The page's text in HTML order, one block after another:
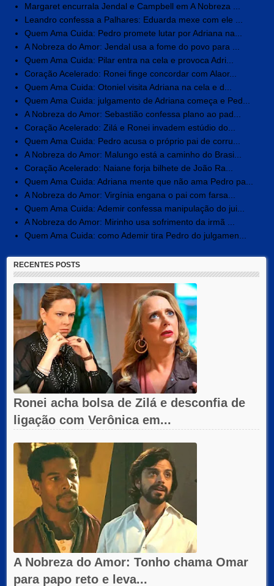
Margaret encurrala Jendal e Campbell em A Nobreza ...
Leandro confessa a Palhares: Eduarda mexe com ele ...
Quem Ama Cuida: Pedro promete lutar por Adriana na...
A Nobreza do Amor: Jendal usa a fome do povo para ...
Quem Ama Cuida: Pilar entra na cela e provoca Adri...
Coração Acelerado: Ronei finge concordar com Alaor...
Quem Ama Cuida: Otoniel visita Adriana na cela e d...
Quem Ama Cuida: julgamento de Adriana começa e Ped...
A Nobreza do Amor: Sebastião confessa plano ao pad...
Coração Acelerado: Zilá e Ronei invadem estúdio do...
Quem Ama Cuida: Pedro acusa o próprio pai de corru...
A Nobreza do Amor: Malungo está a caminho do Brasi...
Coração Acelerado: Naiane forja bilhete de João Ra...
Quem Ama Cuida: Adriana mente que não ama Pedro pa...
A Nobreza do Amor: Virgínia engana o pai com farsa...
Quem Ama Cuida: Ademir confessa manipulação do jui...
A Nobreza do Amor: Mirinho usa sofrimento da irmã ...
Quem Ama Cuida: como Ademir tira Pedro do julgamen...
RECENTES POSTS
Ronei acha bolsa de Zilá e desconfia de
ligação com Verônica em...
A Nobreza do Amor: Tonho chama Omar
para papo reto e leva...